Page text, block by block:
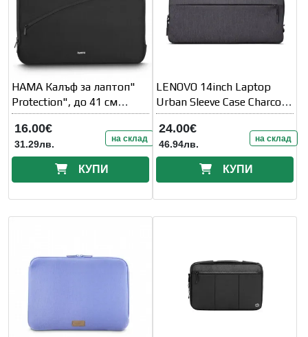
HAMA Калъф за лаптоп"
Protection", до 41 см
(16.2" )
16.00€
31.29лв. на склад
КУПИ
LENOVO 14inch Laptop
Urban Sleeve Case Charcoal
Grey
24.00€
46.94лв. на склад
КУПИ